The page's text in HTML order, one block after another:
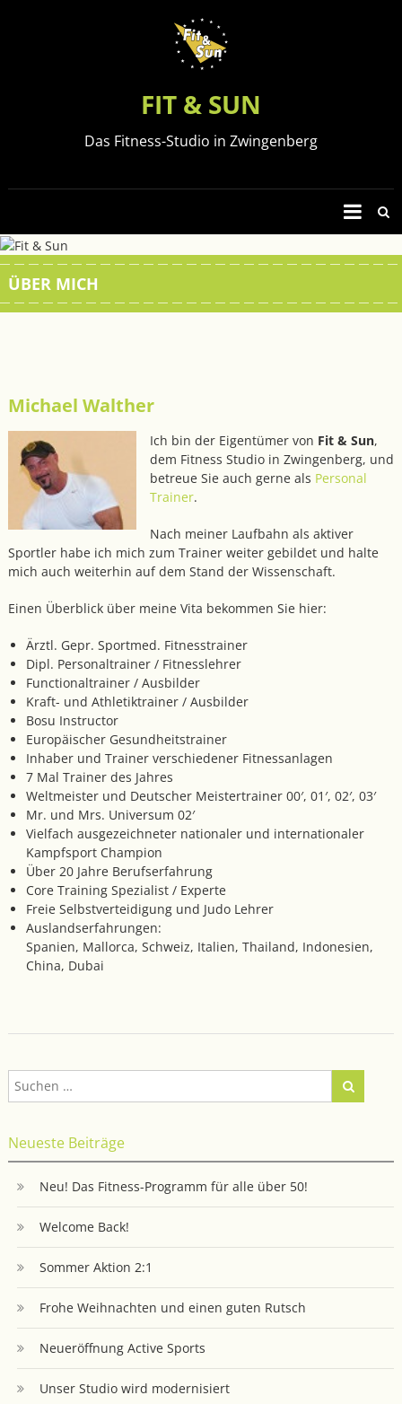
FIT & SUN
Das Fitness-Studio in Zwingenberg
ÜBER MICH
Michael Walther
Ich bin der Eigentümer von Fit & Sun,
dem Fitness Studio in Zwingenberg, und
betreue Sie auch gerne als Personal
Trainer.
Nach meiner Laufbahn als aktiver
Sportler habe ich mich zum Trainer weiter gebildet und halte
mich auch weiterhin auf dem Stand der Wissenschaft.
Einen Überblick über meine Vita bekommen Sie hier:
Ärztl. Gepr. Sportmed. Fitnesstrainer
Dipl. Personaltrainer / Fitnesslehrer
Functionaltrainer / Ausbilder
Kraft- und Athletiktrainer / Ausbilder
Bosu Instructor
Europäischer Gesundheitstrainer
Inhaber und Trainer verschiedener Fitnessanlagen
7 Mal Trainer des Jahres
Weltmeister und Deutscher Meistertrainer 00′, 01′, 02′, 03′
Mr. und Mrs. Universum 02′
Vielfach ausgezeichneter nationaler und internationaler
Kampfsport Champion
Über 20 Jahre Berufserfahrung
Core Training Spezialist / Experte
Freie Selbstverteidigung und Judo Lehrer
Auslandserfahrungen:
Spanien, Mallorca, Schweiz, Italien, Thailand, Indonesien,
China, Dubai
Neueste Beiträge
Neu! Das Fitness-Programm für alle über 50!
Welcome Back!
Sommer Aktion 2:1
Frohe Weihnachten und einen guten Rutsch
Neueröffnung Active Sports
Unser Studio wird modernisiert